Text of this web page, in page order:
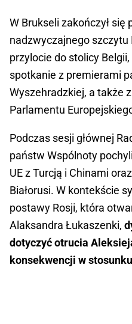
W Brukseli zakończył się
nadzwyczajnego szczytu
przylocie do stolicy
spotkanie z premierami
Wyszehradzkiej, a także
Parlamentu
Podczas sesji głównej
państw Wspólnoty
UE z Turcją i Chinami
Białorusi. W kontekście
postawy Rosji, która
Alaksandra Łukaszenki,
dotyczyć otrucia
konsekwencji w